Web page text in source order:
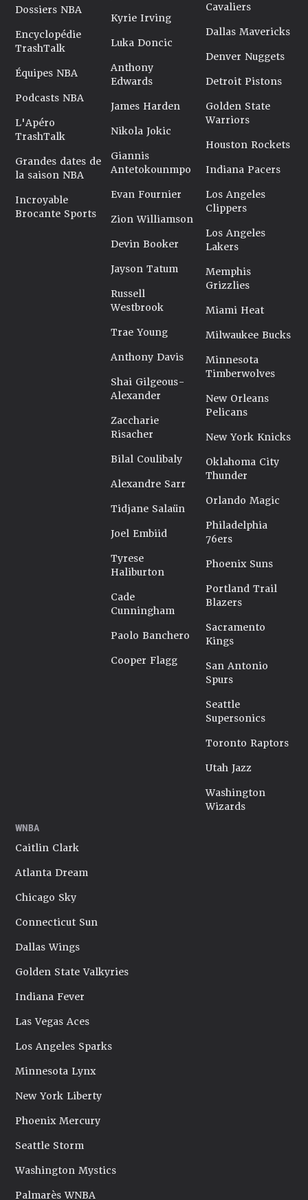
Dossiers NBA
Encyclopédie
TrashTalk
Équipes NBA
Podcasts NBA
L'Apéro
TrashTalk
Grandes dates de
la saison NBA
Incroyable
Brocante Sports
Kyrie Irving
Luka Doncic
Anthony
Edwards
James Harden
Nikola Jokic
Giannis
Antetokounmpo
Evan Fournier
Zion Williamson
Devin Booker
Jayson Tatum
Russell
Westbrook
Trae Young
Anthony Davis
Shai Gilgeous-
Alexander
Zaccharie
Risacher
Bilal Coulibaly
Alexandre Sarr
Tidjane Salaün
Joel Embiid
Tyrese
Haliburton
Cade
Cunningham
Paolo Banchero
Cooper Flagg
Cavaliers
Dallas Mavericks
Denver Nuggets
Detroit Pistons
Golden State
Warriors
Houston Rockets
Indiana Pacers
Los Angeles
Clippers
Los Angeles
Lakers
Memphis
Grizzlies
Miami Heat
Milwaukee Bucks
Minnesota
Timberwolves
New Orleans
Pelicans
New York Knicks
Oklahoma City
Thunder
Orlando Magic
Philadelphia
76ers
Phoenix Suns
Portland Trail
Blazers
Sacramento
Kings
San Antonio
Spurs
Seattle
Supersonics
Toronto Raptors
Utah Jazz
Washington
Wizards
WNBA
Caitlin Clark
Atlanta Dream
Chicago Sky
Connecticut Sun
Dallas Wings
Golden State Valkyries
Indiana Fever
Las Vegas Aces
Los Angeles Sparks
Minnesota Lynx
New York Liberty
Phoenix Mercury
Seattle Storm
Washington Mystics
Palmarès WNBA